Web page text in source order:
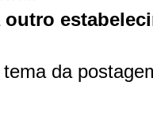
outro
tema da